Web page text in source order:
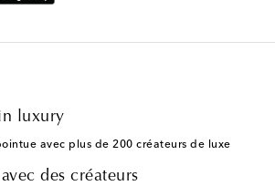
luxury
avec plus de 200 créateurs de luxe
des créateurs